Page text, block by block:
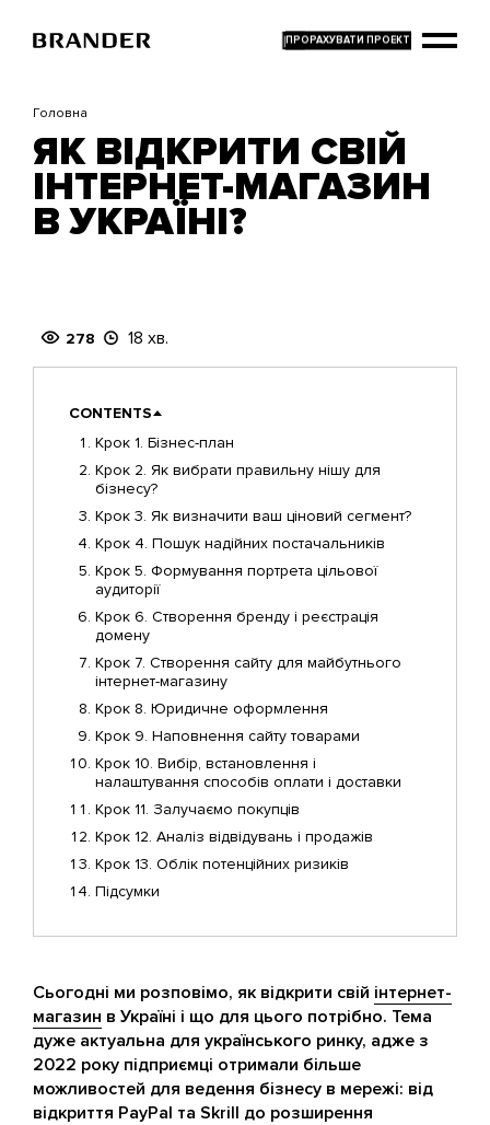
основного
Головна
ЯК ВІДКРИТИ СВІЙ
ІНТЕРНЕТ-МАГАЗИН
В УКРАЇНІ?
278 18 хв.
CONTENTS
Крок 1. Бізнес-план
Крок 2. Як вибрати правильну нішу для
бізнесу?
Крок 3. Як визначити ваш ціновий сегмент?
Крок 4. Пошук надійних постачальників
Крок 5. Формування портрета цільової
аудиторії
Крок 6. Створення бренду і реєстрація
домену
Крок 7. Створення сайту для майбутнього
інтернет-магазину
Крок 8. Юридичне оформлення
Крок 9. Наповнення сайту товарами
Крок 10. Вибір, встановлення і
налаштування способів оплати і доставки
Крок 11. Залучаємо покупців
Крок 12. Аналіз відвідувань і продажів
Крок 13. Облік потенційних ризиків
Підсумки
Сьогодні ми розповімо, як відкрити свій інтернет-
магазин в Україні і що для цього потрібно. Тема
дуже актуальна для українського ринку, адже з
2022 року підприємці отримали більше
можливостей для ведення бізнесу в мережі: від
відкриття PayPal та Skrill до розширення